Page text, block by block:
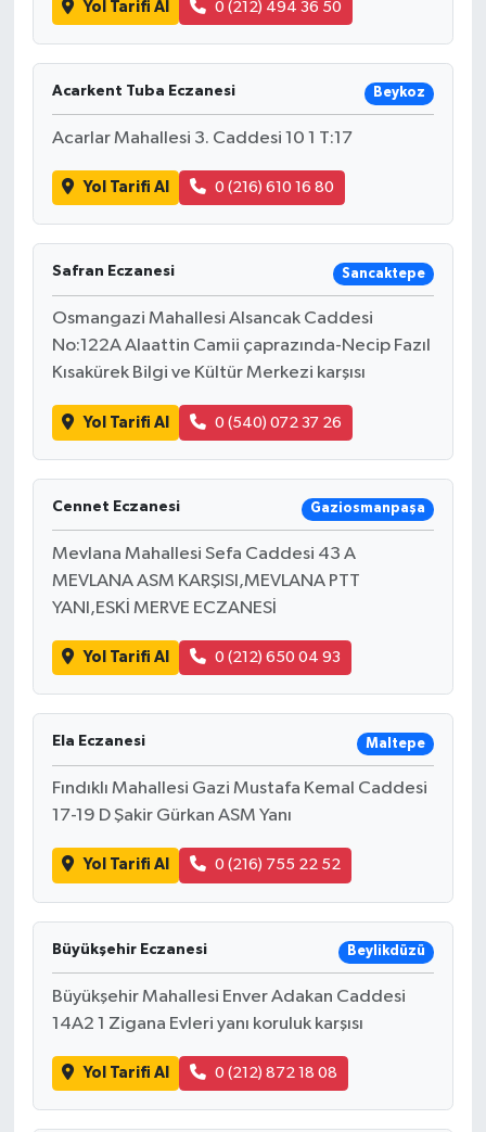
Yol Tarifi Al 0 (212) 494 36 50
Acarkent Tuba Eczanesi Beykoz
Acarlar Mahallesi 3. Caddesi 10 1 T:17
Yol Tarifi Al 0 (216) 610 16 80
Safran Eczanesi Sancaktepe
Osmangazi Mahallesi Alsancak Caddesi
No:122A Alaattin Camii çaprazında-Necip Fazıl
Kısakürek Bilgi ve Kültür Merkezi karşısı
Yol Tarifi Al 0 (540) 072 37 26
Cennet Eczanesi Gaziosmanpaşa
Mevlana Mahallesi Sefa Caddesi 43 A
MEVLANA ASM KARŞISI,MEVLANA PTT
YANI,ESKİ MERVE ECZANESİ
Yol Tarifi Al 0 (212) 650 04 93
Ela Eczanesi Maltepe
Fındıklı Mahallesi Gazi Mustafa Kemal Caddesi
17-19 D Şakir Gürkan ASM Yanı
Yol Tarifi Al 0 (216) 755 22 52
Büyükşehir Eczanesi Beylikdüzü
Büyükşehir Mahallesi Enver Adakan Caddesi
14A2 1 Zigana Evleri yanı koruluk karşısı
Yol Tarifi Al 0 (212) 872 18 08